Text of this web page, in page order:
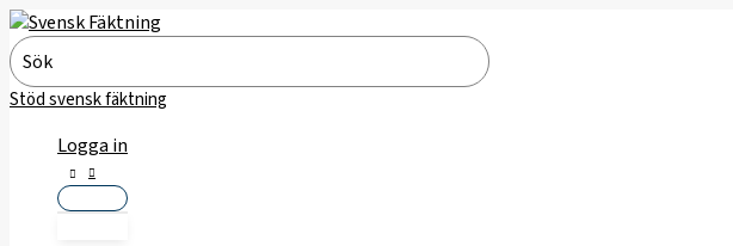
Hoppa
till
innehåll
Search
for:
Stöd svensk fäktning
Logga in